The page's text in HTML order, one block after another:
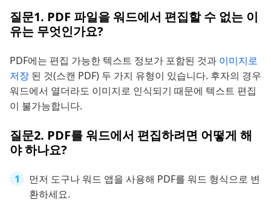
질문1. PDF 파일을 워드에서 편집할 수 없는 이
유는 무엇인가요?
PDF에는 편집 가능한 텍스트 정보가 포함된 것과 이미지로
저장 된 것(스캔 PDF) 두 가지 유형이 있습니다. 후자의 경우
워드에서 열더라도 이미지로 인식되기 때문에 텍스트 편집
이 불가능합니다.
질문2. PDF를 워드에서 편집하려면 어떻게 해
야 하나요?
먼저 도구나 워드 앱을 사용해 PDF를 워드 형식으로 변
환하세요.